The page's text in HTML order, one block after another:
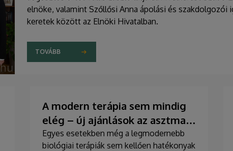
elnöke, valamint Szőllősi Anna ápolási és szakdolgozói
keretek között az Elnöki Hivatalban.
TOVÁBB
A modern terápia sem mindig
elég – új ajánlások az asztma
kezelésében
Egyes esetekben még a legmodernebb
biológiai terápiák sem kellően hatékonyak